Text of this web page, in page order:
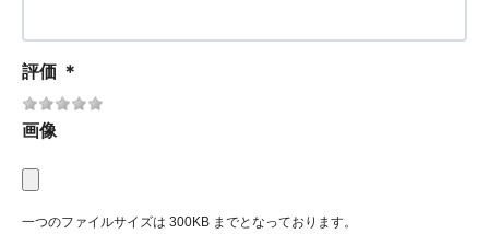
評価 ＊
画像
一つのファイルサイズは 300KB までとなっております。